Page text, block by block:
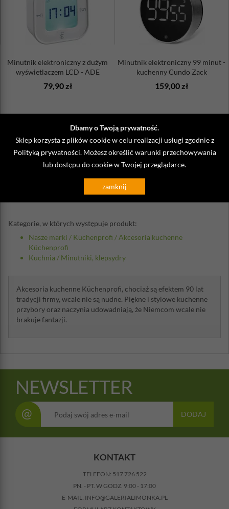
Dbamy o Twoją prywatność.
Sklep korzysta z plików cookie w celu realizacji usługi zgodnie z
Polityką prywatności . Możesz określić warunki przechowywania
lub dostępu do cookie w Twojej przeglądarce.
zamknij
Minutnik elektroniczny z dużym
wyświetlaczem LCD - ADE
79,90 zł
Minutnik elektroniczny 99 minut -
kuchenny Cundo Zack
159,00 zł
Opinie o Klepsydry do parzenia herbat
Kuchenprofi
Kategorie, w których występuje produkt:
Nasze marki / Küchenprofi /Akcesoria kuchenne
Küchenprofi
Kuchnia / Minutniki, klepsydry
Akcesoria kuchenne Küchenprofi, chociaż są efektem 90 lat
tradycji firmy, wcale nie są nudne. Piękne i stylowe kuchenne
przybory oraz naczynia udowadniają, że Niemcom wcale nie
brakuje fantazji.
NEWSLETTER
@ DODAJ
KONTAKT
TELEFON: 517 726 522
PN. - PT. W GODZ. 9:00 - 17:00
E-MAIL: INFO@GALERIALIMONKA.PL